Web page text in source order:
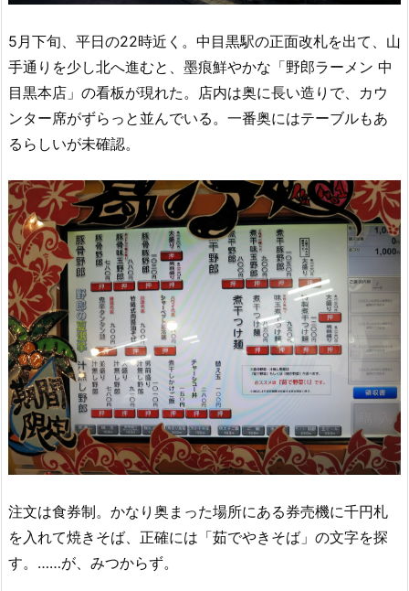
5月下旬、平日の22時近く。中目黒駅の正面改札を出て、山
手通りを少し北へ進むと、墨痕鮮やかな「野郎ラーメン 中
目黒本店」の看板が現れた。店内は奥に長い造りで、カウ
ンター席がずらっと並んでいる。一番奥にはテーブルもあ
るらしいが未確認。
注文は食券制。かなり奥まった場所にある券売機に千円札
を入れて焼きそば、正確には「茹でやきそば」の文字を探
す。……が、みつからず。